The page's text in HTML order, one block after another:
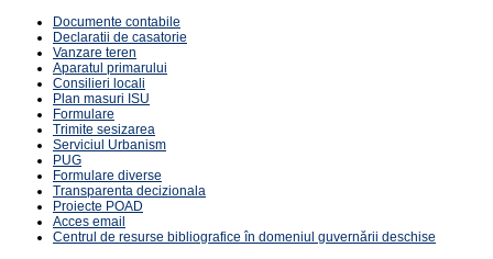
Documente contabile
Declaratii de casatorie
Vanzare teren
Aparatul primarului
Consilieri locali
Plan masuri ISU
Formulare
Trimite sesizarea
Serviciul Urbanism
PUG
Formulare diverse
Transparenta decizionala
Proiecte POAD
Acces email
Centrul de resurse bibliografice în domeniul guvernării deschise